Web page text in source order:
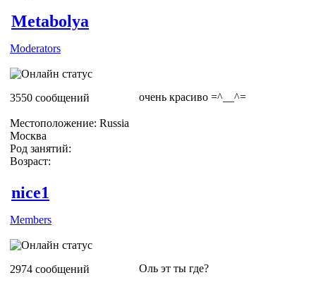
Metabolya
Moderators
3550 сообщений
Местоположение: Russia
Москва
Род занятий:
Возраст:
очень красиво =^__^=
nice1
Members
2974 сообщений Оль эт ты где?